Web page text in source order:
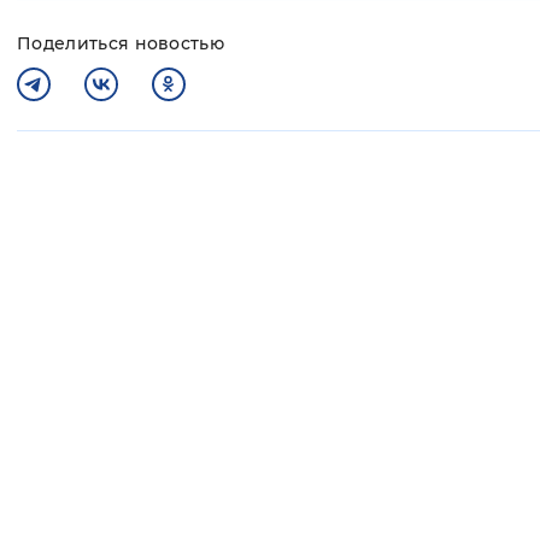
Поделиться новостью